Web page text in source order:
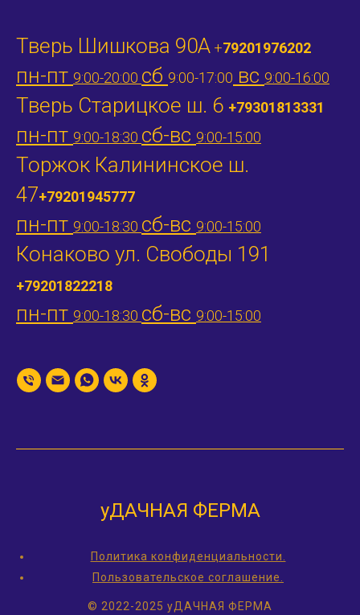
Тверь Шишкова 90А +79201976202
пн-пт 9:00-20:00 сб 9:00-17:00 вс 9:00-16:00
Тверь Старицкое ш. 6 +79301813331
пн-пт 9:00-18:30 сб-вс 9:00-15:00
Торжок Калининское ш.
47+79201945777
пн-пт 9:00-18:30 сб-вс 9:00-15:00
Конаково ул. Свободы 191
+79201822218
пн-пт 9:00-18:30 сб-вс 9:00-15:00
уДАЧНАЯ ФЕРМА
Политика конфиденциальности.
Пользовательское соглашение.
© 2022-2025 уДАЧНАЯ ФЕРМА